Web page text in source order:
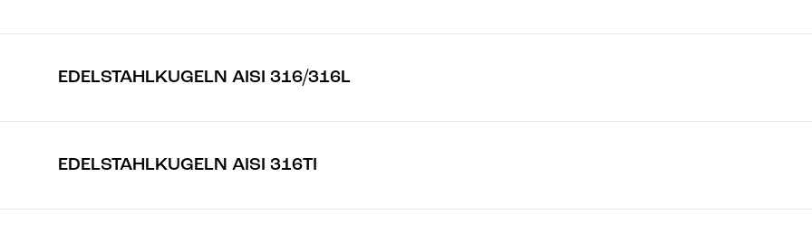
EDELSTAHLKUGELN AISI 316/316L
EDELSTAHLKUGELN AISI 316TI